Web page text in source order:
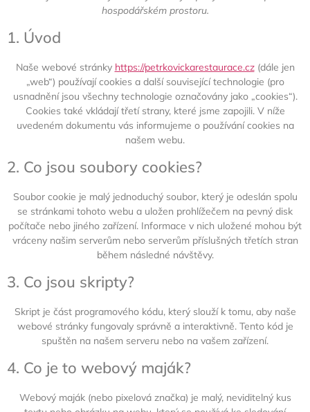
hospodářském prostoru.
1. Úvod
Naše webové stránky https://petrkovickarestaurace.cz(dále jen
„web“) používají cookies a další související technologie (pro
usnadnění jsou všechny technologie označovány jako „cookies“).
Cookies také vkládají třetí strany, které jsme zapojili. V níže
uvedeném dokumentu vás informujeme o používání cookies na
našem webu.
2. Co jsou soubory cookies?
Soubor cookie je malý jednoduchý soubor, který je odeslán spolu
se stránkami tohoto webu a uložen prohlížečem na pevný disk
počítače nebo jiného zařízení. Informace v nich uložené mohou být
vráceny našim serverům nebo serverům příslušných třetích stran
během následné návštěvy.
3. Co jsou skripty?
Skript je část programového kódu, který slouží k tomu, aby naše
webové stránky fungovaly správně a interaktivně. Tento kód je
spuštěn na našem serveru nebo na vašem zařízení.
4. Co je to webový maják?
Webový maják (nebo pixelová značka) je malý, neviditelný kus